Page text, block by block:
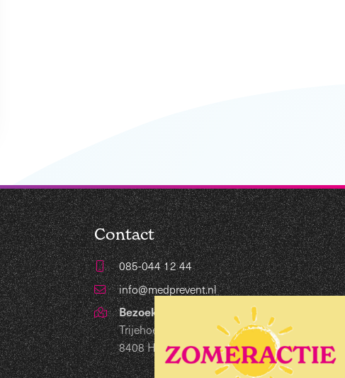
Contact
085-044 12 44
info@medprevent.nl
Bezoekadres
Trijehoek 19
8408 HB Lippenhuizen